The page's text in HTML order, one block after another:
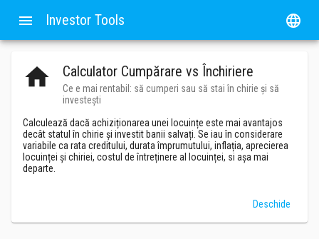
menu Investor Tools language
home Calculator Cumpărare vs Închiriere
Ce e mai rentabil: să cumperi sau să stai în chirie și să
investești
Calculează dacă achiziționarea unei locuințe este mai avantajos
decât statul în chirie și investit banii salvați. Se iau în considerare
variabile ca rata creditului, durata împrumutului, inflația, aprecierea
locuinței și chiriei, costul de întreținere al locuinței, si așa mai
departe.
Deschide